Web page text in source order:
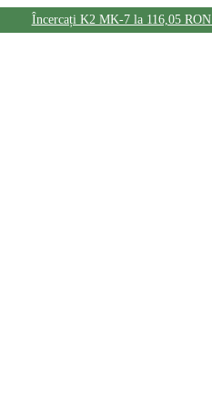
Încercați K2 MK-7 la 116,05 RON